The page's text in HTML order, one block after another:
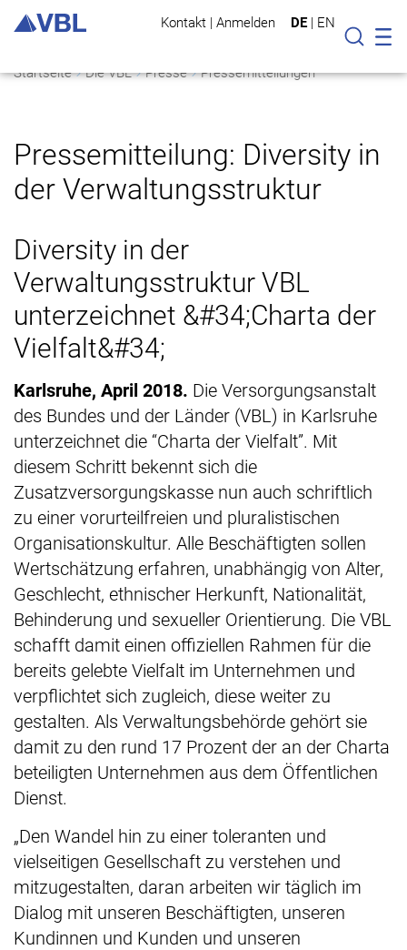
Kontakt | Anmelden DE | EN
Suche
Startseite Die VBL Presse Pressemitteilungen
Pressemitteilung: Diversity in
der Verwaltungsstruktur
Diversity in der
Verwaltungsstruktur VBL
unterzeichnet &#34;Charta der
Vielfalt&#34;
Karlsruhe, April 2018. Die Versorgungsanstalt
des Bundes und der Länder (VBL) in Karlsruhe
unterzeichnet die “Charta der Vielfalt”. Mit
diesem Schritt bekennt sich die
Zusatzversorgungskasse nun auch schriftlich
zu einer vorurteilfreien und pluralistischen
Organisationskultur. Alle Beschäftigten sollen
Wertschätzung erfahren, unabhängig von Alter,
Geschlecht, ethnischer Herkunft, Nationalität,
Behinderung und sexueller Orientierung. Die VBL
schafft damit einen offiziellen Rahmen für die
bereits gelebte Vielfalt im Unternehmen und
verpflichtet sich zugleich, diese weiter zu
gestalten. Als Verwaltungsbehörde gehört sie
damit zu den rund 17 Prozent der an der Charta
beteiligten Unternehmen aus dem Öffentlichen
Dienst.
„Den Wandel hin zu einer toleranten und
vielseitigen Gesellschaft zu verstehen und
mitzugestalten, daran arbeiten wir täglich im
Dialog mit unseren Beschäftigten, unseren
Kundinnen und Kunden und unseren